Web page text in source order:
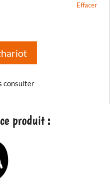
Effacer
consulter
produit :